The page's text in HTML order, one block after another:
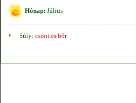
Hónap: Július
Súly: csont és bőr